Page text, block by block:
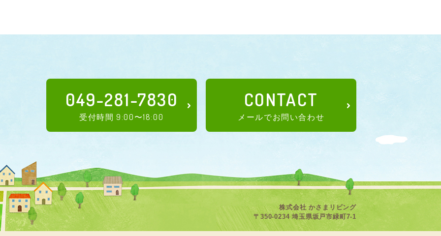
049-281-7830
受付時間 9:00〜18:00
CONTACT
メールでお問い合わせ
株式会社 かさまリビング
〒350-0234 埼玉県坂戸市緑町7-1